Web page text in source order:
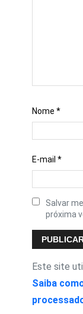
Nome *
E-mail *
Salvar
próxima
Este site
Saiba